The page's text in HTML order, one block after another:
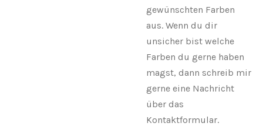
gewünschten Farben
aus. Wenn du dir
unsicher bist welche
Farben du gerne haben
magst, dann schreib mir
gerne eine Nachricht
über das
Kontaktformular.